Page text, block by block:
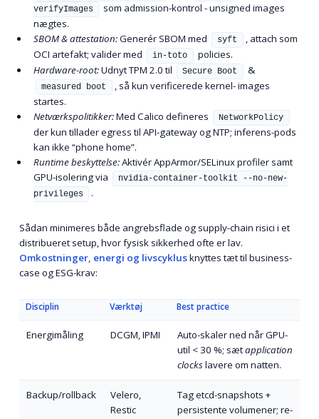
verifyImages
som admission-kontrol - unsigned images
nægtes.
SBOM & attestation:Generér SBOM med syft
, attach som
OCI artefakt; valider med
in-toto
policies.
Hardware-root:Udnyt TPM 2.0 til Secure Boot &
measured boot
, så kun verificerede kernel- images
startes.
Netværkspolitikker:Med Calico defineres NetworkPolicy
der kun tillader egress til API-gateway og NTP; inferens-pods
kan ikke “phone home”.
Runtime beskyttelse:Aktivér AppArmor/SELinux profiler samt
GPU-isolering via
nvidia-container-toolkit --no-new-
privileges
.
Sådan minimeres både angrebsflade og supply-chain risici i et
distribueret setup, hvor fysisk sikkerhed ofte er lav.
Omkostninger, energi og livscyklusknyttes tæt til business-
case og ESG-krav:
Disciplin Værktøj Best practice
Energimåling DCGM, IPMI
Auto-skaler ned når GPU-
util < 30 %; sætapplication
clockslavere om natten.
Backup/rollback
Velero,
Restic
Tag etcd-snapshots +
persistente volumener; re-